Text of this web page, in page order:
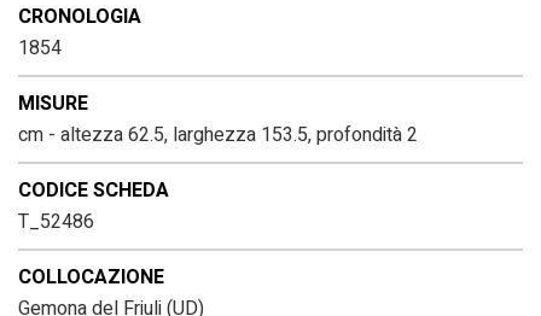
CRONOLOGIA
1854
MISURE
cm - altezza 62.5, larghezza 153.5, profondità 2
CODICE SCHEDA
T_52486
COLLOCAZIONE
Gemona del Friuli (UD)